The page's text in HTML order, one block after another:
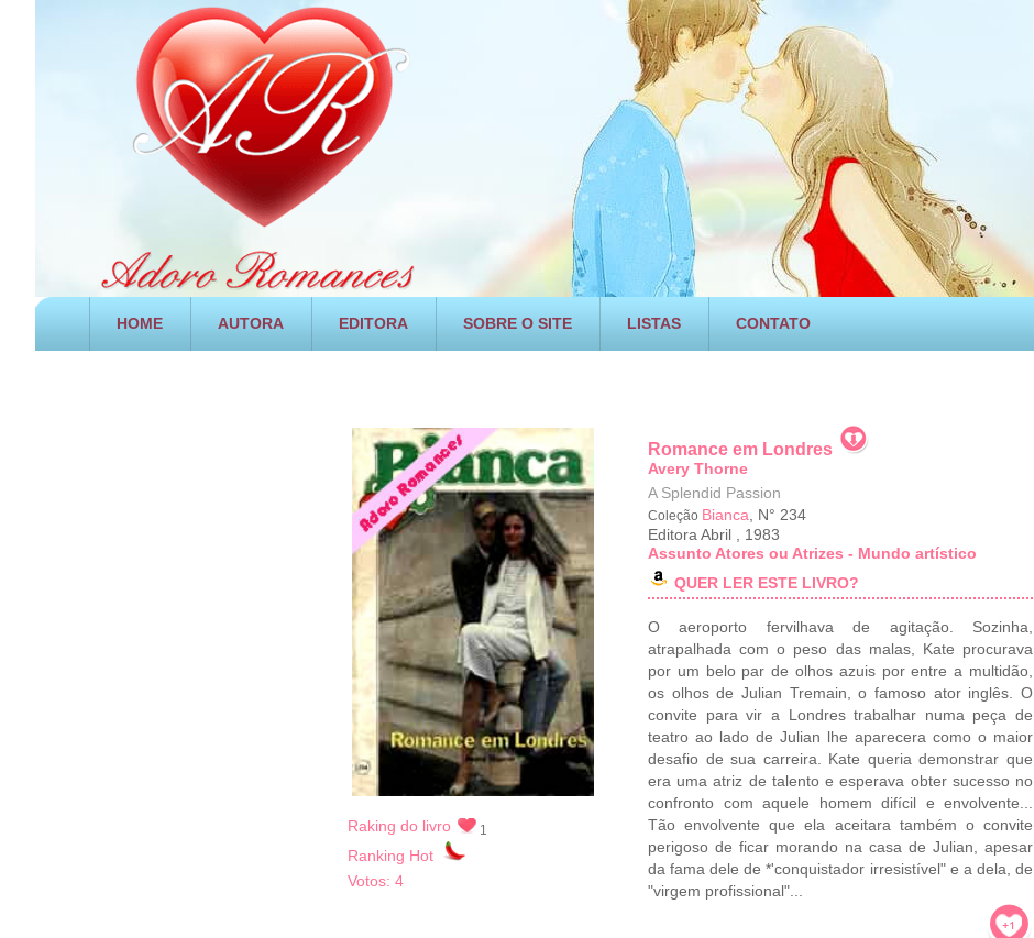
HOME AUTORA EDITORA SOBRE O SITE LISTAS CONTATO
Raking do livro 1
Ranking Hot
Votos: 4
Romance em Londres
Avery Thorne
A Splendid Passion
Coleção Bianca , N° 234
Editora Abril
1983
Assunto Atores ou Atrizes - Mundo artístico
QUER LER ESTE LIVRO?
O aeroporto fervilhava de agitação. Sozinha,
atrapalhada com o peso das malas, Kate procurava
por um belo par de olhos azuis por entre a multidão,
os olhos de Julian Tremain, o famoso ator inglês. O
convite para vir a Londres trabalhar numa peça de
teatro ao lado de Julian lhe aparecera como o maior
desafio de sua carreira. Kate queria demonstrar que
era uma atriz de talento e esperava obter sucesso no
confronto com aquele homem difícil e envolvente...
Tão envolvente que ela aceitara também o convite
perigoso de ficar morando na casa de Julian, apesar
da fama dele de *'conquistador irresistível" e a dela, de
"virgem profissional"...